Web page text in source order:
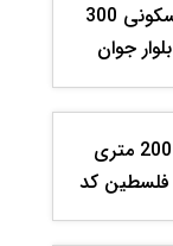
فروش منزل مسکونی 300
جوان
منزل مسکونی 200 متری
فلسطین کد